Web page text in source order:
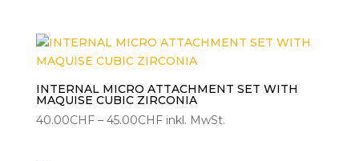
45.00CHF
INTERNAL MICRO ATTACHMENT SET WITH
MAQUISE CUBIC ZIRCONIA
40.00CHF – 45.00CHFPreisspanne:
inkl. MwSt.